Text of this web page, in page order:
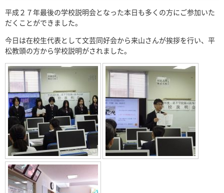
平成２７年最後の学校説明会となった本日も多くの方にご参加いた
だくことができました。
今日は在校生代表として文芸同好会から来山さんが挨拶を行い、平
松教頭の方から学校説明がされました。